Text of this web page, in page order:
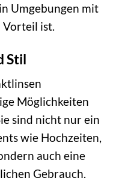
Umgebungen mit
ist.
Stil
Möglichkeiten
sind nicht nur ein
wie Hochzeiten,
auch eine
Gebrauch.